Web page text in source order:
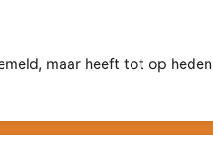
maar heeft tot op heden